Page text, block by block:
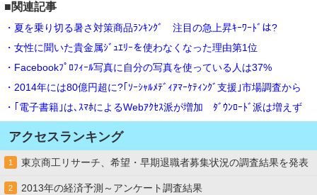
■関連記事
・夏を乗り切る暑さ対策商品ﾗﾝｷﾝｸﾞ 注目の急上昇ｷｰﾜｰﾄﾞは?
・女性に聞いた貴金属ｼﾞｭｴﾘｰを使わなくなった理由第1位
・Facebookﾌﾟﾛﾌｨｰﾙ写真に自分の写真を使っている人は37%
・2014年には80億円超に?｢ｿｰｼｬﾙﾒﾃﾞｨｱﾏｰｹﾃｨﾝｸﾞ支援｣市場調査から
・｢電子書籍｣は､ｽﾏﾎによるWebｱｸｾｽ派が増加 ﾀﾞｳﾝﾛｰﾄﾞ派は増えず
アクセスランキング
1 東京商工リサーチ、希望・早期退職者募集状況の調査結果を発表
2 2013年の経済予測～アンケート調査結果